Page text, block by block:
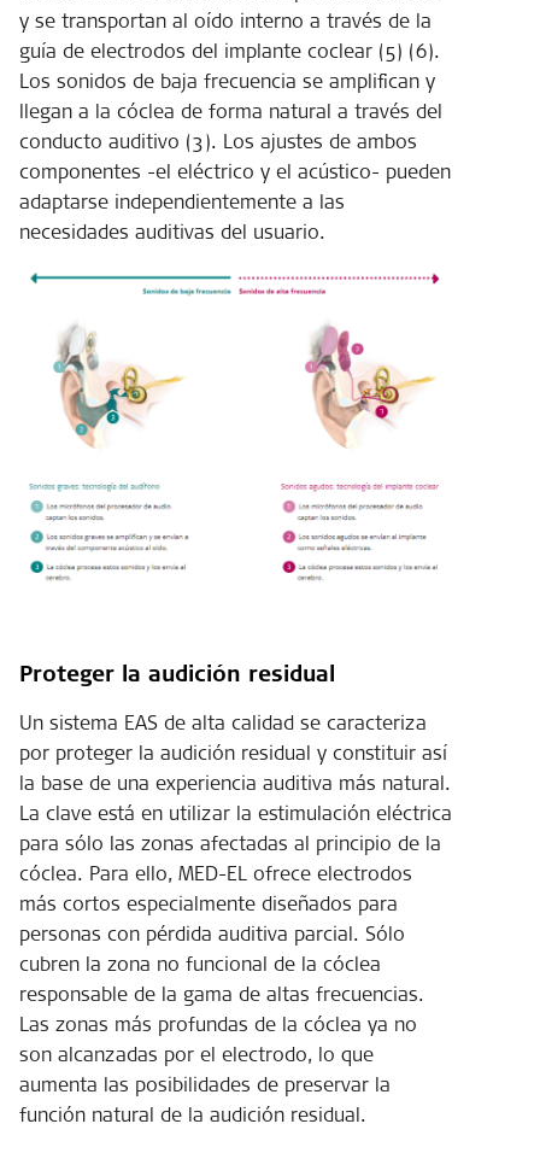
y se transportan al oído interno a través de la
guía de electrodos del implante coclear (5) (6).
Los sonidos de baja frecuencia se amplifican y
llegan a la cóclea de forma natural a través del
conducto auditivo (3). Los ajustes de ambos
componentes -el eléctrico y el acústico- pueden
adaptarse independientemente a las
necesidades auditivas del usuario.
Proteger la audición residual
Un sistema EAS de alta calidad se caracteriza
por proteger la audición residual y constituir así
la base de una experiencia auditiva más natural.
La clave está en utilizar la estimulación eléctrica
para sólo las zonas afectadas al principio de la
cóclea. Para ello, MED-EL ofrece electrodos
más cortos especialmente diseñados para
personas con pérdida auditiva parcial. Sólo
cubren la zona no funcional de la cóclea
responsable de la gama de altas frecuencias.
Las zonas más profundas de la cóclea ya no
son alcanzadas por el electrodo, lo que
aumenta las posibilidades de preservar la
función natural de la audición residual.